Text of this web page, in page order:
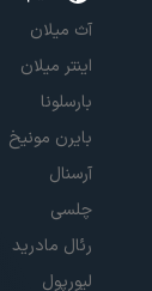
آث میلان
اینتر میلان
بارسلونا
بایرن مونیخ
آرسنال
چلسی
رئال مادرید
لیورپول